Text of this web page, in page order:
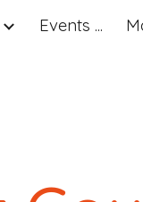
navigationEvents ...